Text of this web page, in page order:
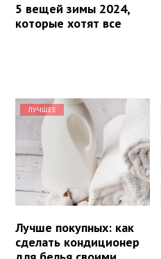
5 вещей зимы 2024,
которые хотят все
ЛУЧШЕЕ
Лучше покупных: как
сделать кондиционер